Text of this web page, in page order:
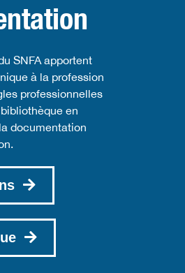
SNFA apportent
à la profession
professionnelles
en
documentation